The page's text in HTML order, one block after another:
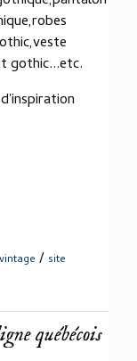
gothic...etc.
/ site
québécois